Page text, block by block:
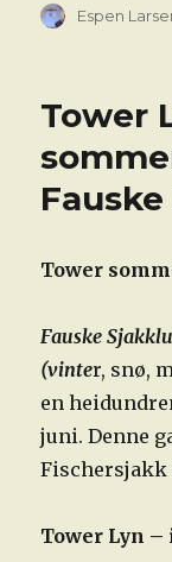
Forfatter
Espen
Tower
Tower
Fauske
(vinter, snø,
en
juni. Denne
Fischersjakk
Tower Lyn –